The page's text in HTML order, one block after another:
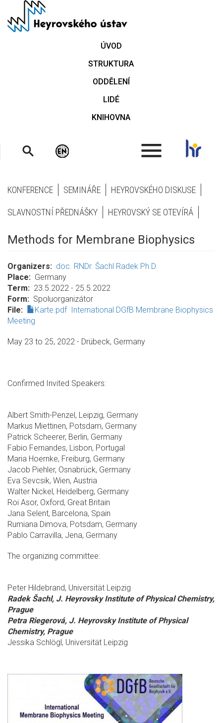
hlavnímu
ÚVOD
STRUKTURA
ODDĚLENÍ
LIDÉ
KNIHOVNA
.
KONFERENCE SEMINÁŘE HEYROVSKÉHO DISKUSE
SLAVNOSTNÍ PŘEDNÁŠKY HEYROVSKÝ SE OTEVÍRÁ
Methods for Membrane Biophysics
Organizers
doc. RNDr. Šachl Radek Ph.D.
Place
Germany
Term
23.5.2022 - 25.5.2022
Form
Spoluorganizátor
File
Karte.pdf International DGfB Membrane Biophysics
Meeting
May 23 to 25, 2022 - Drübeck, Germany
Confirmed Invited Speakers:
Albert Smith-Penzel, Leipzig, Germany
Markus Miettinen, Potsdam, Germany
Patrick Scheerer, Berlin, Germany
Fabio Fernandes, Lisbon, Portugal
Maria Hoernke, Freiburg, Germany
Jacob Piehler, Osnabrück, Germany
Eva Sevcsik, Wien, Austria
Walter Nickel, Heidelberg, Germany
Roi Asor, Oxford, Great Britain
Jana Selent, Barcelona, Spain
Rumiana Dimova, Potsdam, Germany
Pablo Carravilla, Jena, Germany
The organizing committee:
Peter Hildebrand, Universität Leipzig
Radek Šachl, J. Heyrovsky Institute of Physical Chemistry,
Prague
Petra Riegerová, J. Heyrovsky Institute of Physical
Chemistry, Prague
Jessika Schlögl, Universität Leipzig